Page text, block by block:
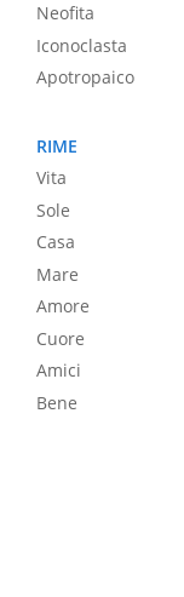
Neofita
Iconoclasta
Apotropaico
RIME
Vita
Sole
Casa
Mare
Amore
Cuore
Amici
Bene